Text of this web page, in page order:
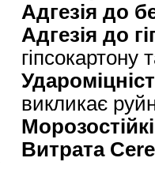
Адгезія до
Адгезія до
гіпсокартону
викликає
Витрата